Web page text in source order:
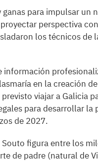
para impulsar un
perspectiva
los técnicos de
en la creación
viajar a Galicia
para desarrollar la
de 2027.
figura entre los
de padre (natural de